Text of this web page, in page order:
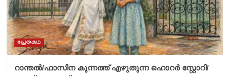
പ്രേതകഥ
റാന്തൽ/ഫാസിന കുന്നത്ത് എഴുതുന്ന ഹൊറർ സ്റ്റോറി/